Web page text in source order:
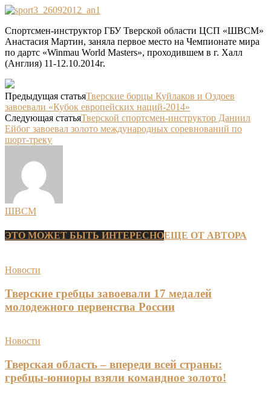
Спортсмен-инструктор ГБУ Тверской области ЦСП «ШВСМ»
Анастасия Мартин, заняла первое место на Чемпионате мира
по дартс «Winmau World Masters», проходившем в г. Халл
(Англия) 11-12.10.2014г.
Предыдущая статьяТверские борцы Куйлаков и Оздоев
завоевали «Кубок европейских наций-2014»
Следующая статьяТверской спортсмен-инструктор Даниил
Ейбог завоевал золото международных соревнований по
шорт-треку
ШВСМ
ЭТО МОЖЕТ БЫТЬ ИНТЕРЕСНОЕЩЕ ОТ АВТОРА
Новости
Тверские гребцы завоевали 17 медалей
молодежного первенства России
Новости
Тверская область – впереди всей страны:
гребцы-юниоры взяли командное золото!